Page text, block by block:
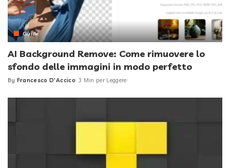
Guide
AI Background Remove: Come rimuovere lo
sfondo delle immagini in modo perfetto
Posted
By Francesco D'Accico 3 Min per Leggere